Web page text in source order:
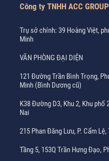
Công ty TNHH ACC
Trụ sở chính: 39 Hoàng Việt,
Minh
VĂN PHÒNG ĐẠI DIỆN
121 Đường Trần Bình Trọng,
Minh (Bình Dương cũ)
K38 Đường D3, Khu 2, Khu
Nai
215 Phan Đăng Lưu, P. Cẩm
Tầng 5, 153Q Trần Hưng Đạo,